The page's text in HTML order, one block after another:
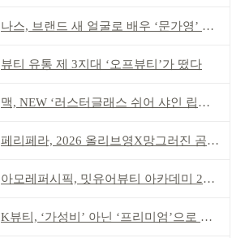
나스, 브랜드 새 얼굴로 배우 ‘문가영’ 발탁
뷰티 유통 제 3지대 ‘오프뷰티’가 떴다
맥, NEW ‘러스터글래스 쉬어 샤인 립스틱’ 출시
페리페라, 2026 올리브영X망그러진 곰 콜라보
아모레퍼시픽, 밋유어뷰티 아카데미 2기 발대식
K뷰티, ‘가성비’ 아닌 ‘프리미엄’으로 승부걸어야